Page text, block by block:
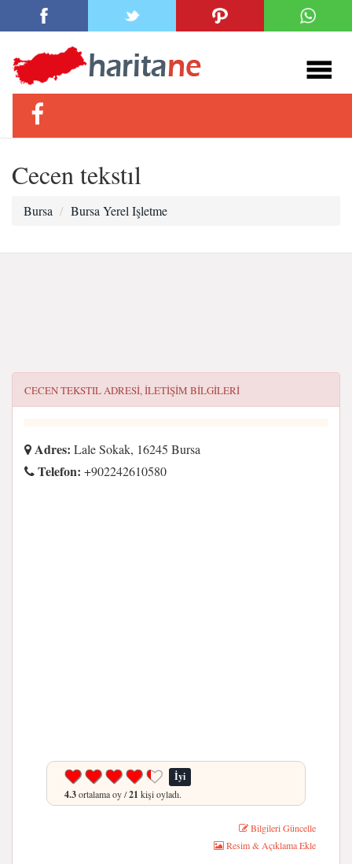
Cecen tekstıl
Bursa Bursa Yerel Işletme
CECEN TEKSTILADRESI, ILETIŞIM BILGILERI
Adres: Lale Sokak, 16245 Bursa
Telefon: +902242610580
İyi
4.3ortalama oy /21 kişi oyladı.
Bilgileri Güncelle
Resim & Açıklama Ekle